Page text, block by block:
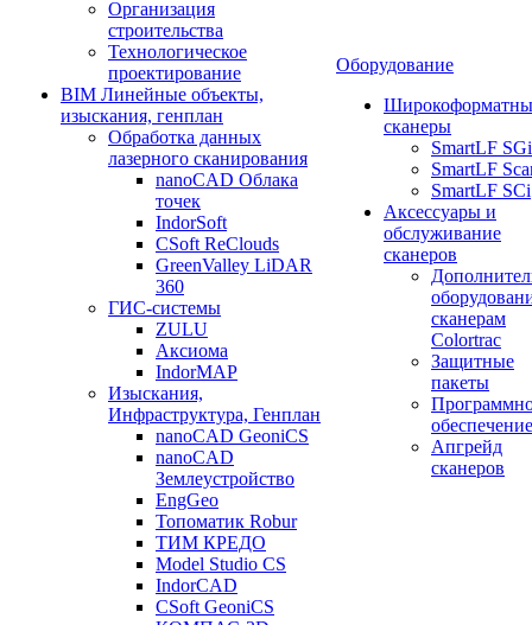
Организация
строительства
Технологическое
проектирование
BIM Линейные объекты,
изыскания, генплан
Обработка данных
лазерного сканирования
nanoCAD Облака
точек
IndorSoft
CSoft ReClouds
GreenValley LiDAR
360
ГИС-системы
ZULU
Аксиома
IndorMAP
Изыскания,
Инфраструктура, Генплан
nanoCAD GeoniCS
nanoCAD
Землеустройство
EngGeo
Топоматик Robur
ТИМ КРЕДО
Model Studio CS
IndorCAD
CSoft GeoniCS
Оборудование
сканеры
SmartLF SGi
SmartLF
SmartLF SCi
Аксессуары и
обслуживание
сканеров
сканерам
Colortrac
Защитные
пакеты
обеспечение
Апгрейд
сканеров